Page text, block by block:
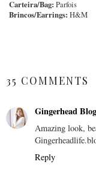
Carteira/Bag: Parfois
Brincos/Earrings: H&M
35 COMMENTS
Gingerhead Blog
Amazing look,
Reply